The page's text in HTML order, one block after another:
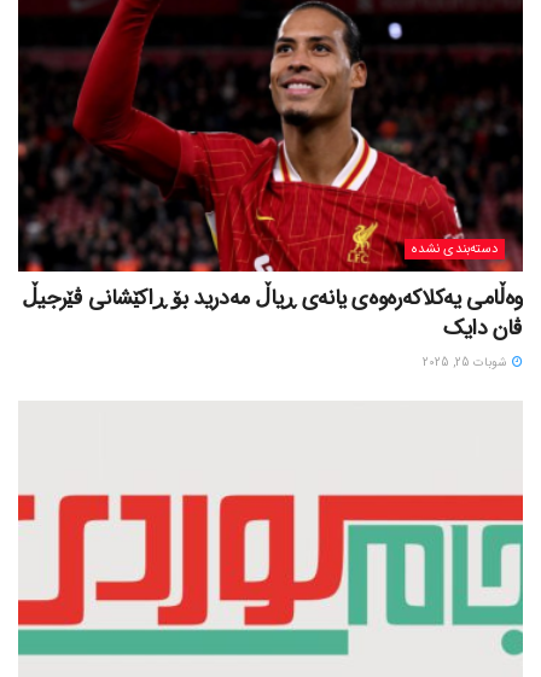
دسته‌بندی نشده
وەڵامی یەکلاکەرەوەی یانەی ڕیاڵ مەدرید بۆ ڕاکێشانی ڤێرجیڵ
ڤان دایک
شوبات 25, 2025